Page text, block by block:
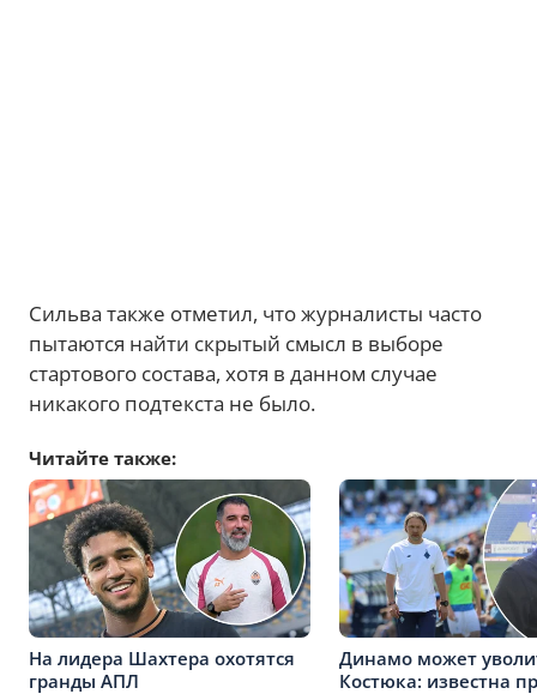
Сильва также отметил, что журналисты часто
пытаются найти скрытый смысл в выборе
стартового состава, хотя в данном случае
никакого подтекста не было.
Читайте также:
На лидера Шахтера охотятся
гранды АПЛ
Динамо может
Костюка: известна